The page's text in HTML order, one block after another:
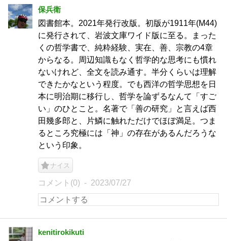
保兵衛
図書館本。2021年発行改版。初版が1911年(M44)
に発行されて、岩波文庫ワイド版に至る。まった
くの哲学書で、純粋経験、実在、善、宗教の4章
からなる。周辺知識もなく哲学的な思考にも慣れ
ないけれど、全文を読み通す。半分くらいは理解
できたかなという程度。でも西洋の哲学思想を日
本に明治期に移行し、哲学を論ずるなんて「すご
い」のひとこと。名著で「善の研究」と言えば西
田幾多郎と、片鱗に触れただけでほぼ満足。つま
るところ究極には「神」の存在があるんだろうな
という印象。
ナイス
コメント(0) 2023/07/27
kenitirokikuti